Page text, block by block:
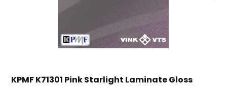
KPMF K71301 Pink Starlight Laminate Gloss